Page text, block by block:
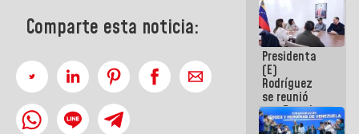
Comparte esta noticia: mantenimiento
e inspección
en la Línea 2
Presidenta
(E)
Rodríguez
se reunió
con Estado
Mayor